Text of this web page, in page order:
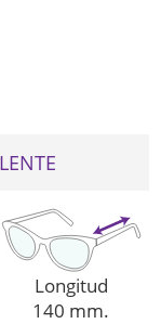
Longitud
140 mm.